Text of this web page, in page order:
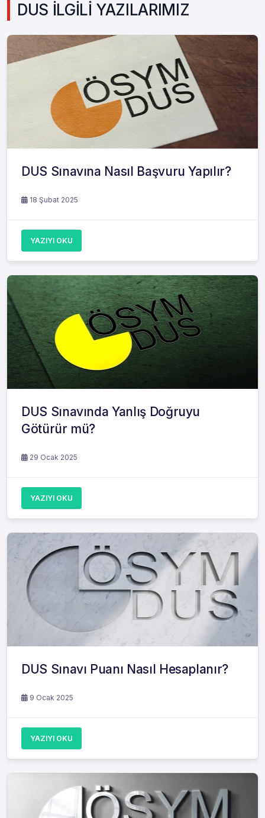
DUS İLGİLİ YAZILARIMIZ
DUS Sınavına Nasıl Başvuru Yapılır?
18 Şubat 2025
YAZIYI OKU
DUS Sınavında Yanlış Doğruyu
Götürür mü?
29 Ocak 2025
YAZIYI OKU
DUS Sınavı Puanı Nasıl Hesaplanır?
9 Ocak 2025
YAZIYI OKU